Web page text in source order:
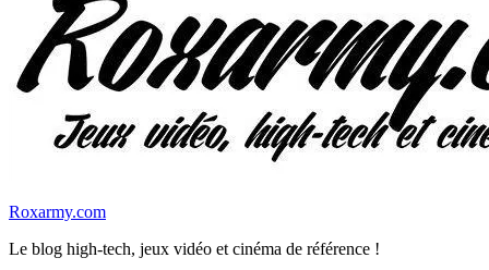
Roxarmy.com
Le blog high-tech, jeux vidéo et cinéma de référence !